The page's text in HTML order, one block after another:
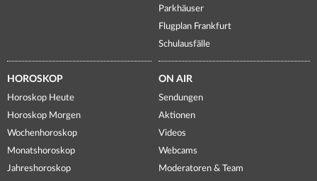
Parkhäuser
Flugplan Frankfurt
Schulausfälle
HOROSKOP
Horoskop Heute
Horoskop Morgen
Wochenhoroskop
Monatshoroskop
Jahreshoroskop
ON AIR
Sendungen
Aktionen
Videos
Webcams
Moderatoren & Team